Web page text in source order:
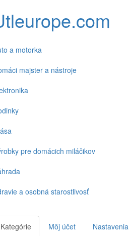
a motorka
majster a nástroje
pre domácich miláčikov
a osobná starostlivosť
Kategórie Môj účet Nastavenia